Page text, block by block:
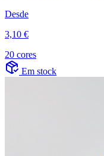
Desde
3,10 €
20 cores
Em stock